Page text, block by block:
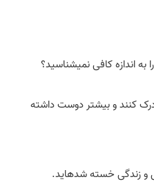
به اندازه کافی نمی­شناسید؟
کنند و بیشتر دوست داشته
و زندگی خسته شده­اید.